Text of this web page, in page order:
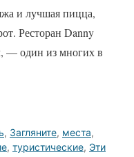
и лучшая пицца,
Ресторан Danny
— один из многих в
, Загляните, места,
, туристические, Эти